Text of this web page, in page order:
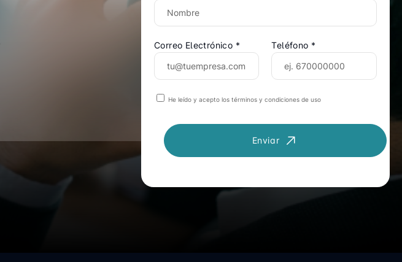
Correo Electrónico * Teléfono *
He leído y acepto los términos y condiciones de uso
Enviar